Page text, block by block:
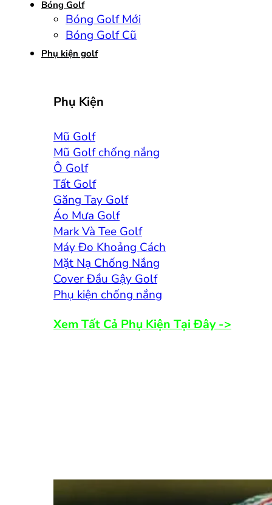
Bóng Golf
Bóng Golf Mới
Bóng Golf Cũ
Phụ kiện golf
Phụ Kiện
Mũ Golf
Mũ Golf chống nắng
Ô Golf
Tất Golf
Găng Tay Golf
Áo Mưa Golf
Mark Và Tee Golf
Máy Đo Khoảng Cách
Mặt Nạ Chống Nắng
Cover Đầu Gậy Golf
Phụ kiện chống nắng
Xem Tất Cả Phụ Kiện Tại Đây ->